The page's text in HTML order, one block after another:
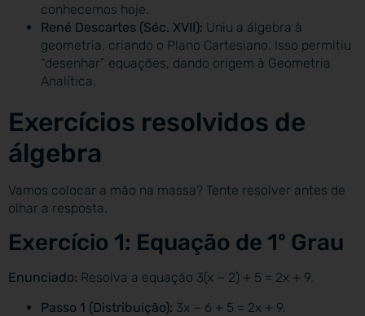
conhecemos hoje.
René Descartes (Séc. XVII): Uniu a álgebra à
geometria, criando o Plano Cartesiano. Isso permitiu
“desenhar” equações, dando origem à Geometria
Analítica.
Exercícios resolvidos de
álgebra
Vamos colocar a mão na massa? Tente resolver antes de
olhar a resposta.
Exercício 1: Equação de 1º Grau
Enunciado: Resolva a equação 3(x − 2) + 5 = 2x + 9.
Passo 1 (Distribuição): 3x − 6 + 5 = 2x + 9.